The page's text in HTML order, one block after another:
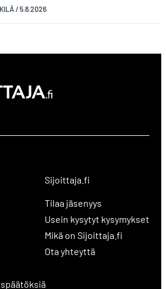
/5.8.2026
Sijoittaja.fi
Tilaa jäsenyys
Usein kysytyt kysymykset
Mikä on Sijoittaja.fi
Ota yhteyttä